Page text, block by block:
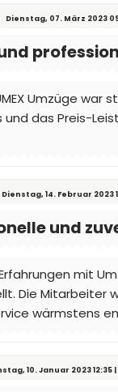
Dienstag, 07. März 2023
Umzüge
das Preis-
Dienstag, 14. Februar 2023
und
mit
Die Mitarbeiter
wärmstens
10. Januar 2023 12:35